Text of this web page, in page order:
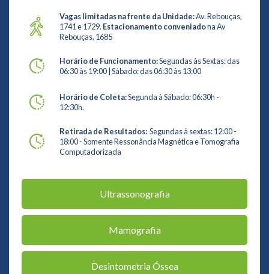
Vagas limitadas na frente da Unidade:Av. Rebouças,
1741 e 1729. Estacionamento conveniadona Av
Rebouças, 1685
Horário de Funcionamento:Segundas às Sextas: das
06:30 às 19:00 | Sábado: das 06:30 às 13:00
Horário de Coleta:Segunda à Sábado: 06:30h -
12:30h.
Retirada de Resultados:Segundas à sextas: 12:00 -
18:00 - Somente Ressonância Magnética e Tomografia
Computadorizada
Ultrassonografia
Mamografia
Desintometria Óssea